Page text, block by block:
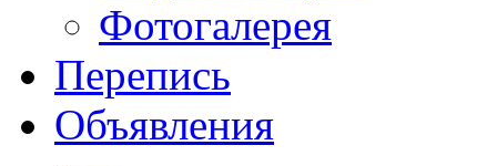
Фотогалерея
Перепись
Объявления